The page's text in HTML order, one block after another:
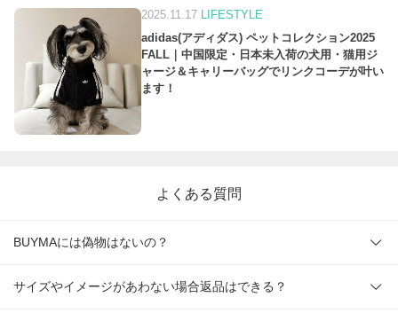
2025.11.17
LIFESTYLE
adidas(アディダス) ペットコレクション2025
FALL｜中国限定・日本未入荷の犬用・猫用ジ
ャージ＆キャリーバッグでリンクコーデが叶い
ます！
よくある質問
BUYMAには偽物はないの？
サイズやイメージがあわない場合返品はできる？